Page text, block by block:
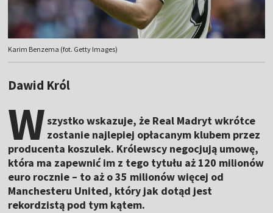
Karim Benzema (fot. Getty Images)
Dawid Król
Wszystko wskazuje, że Real Madryt wkrótce
zostanie najlepiej opłacanym klubem przez
producenta koszulek. Królewscy negocjują umowę,
która ma zapewnić im z tego tytułu aż 120 milionów
euro rocznie – to aż o 35 milionów więcej od
Manchesteru United, który jak dotąd jest
rekordzistą pod tym kątem.